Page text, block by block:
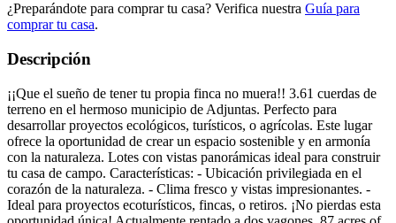
¿Preparándote para comprar tu casa? Verifica nuestra Guía para
comprar tu casa.
Descripción
¡¡Que el sueño de tener tu propia finca no muera!! 3.61 cuerdas de
terreno en el hermoso municipio de Adjuntas. Perfecto para
desarrollar proyectos ecológicos, turísticos, o agrícolas. Este lugar
ofrece la oportunidad de crear un espacio sostenible y en armonía
con la naturaleza. Lotes con vistas panorámicas ideal para construir
tu casa de campo. Características: - Ubicación privilegiada en el
corazón de la naturaleza. - Clima fresco y vistas impresionantes. -
Ideal para proyectos ecoturísticos, fincas, o retiros. ¡No pierdas esta